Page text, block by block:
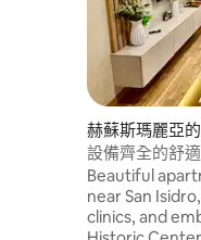
赫蘇斯瑪麗亞
設備齊全的舒
Beautiful
near San
clinics, and